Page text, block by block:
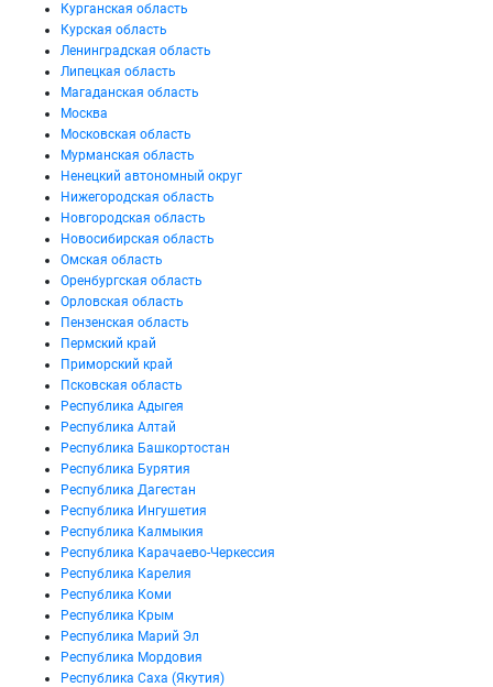
Курганская область
Курская область
Ленинградская область
Липецкая область
Магаданская область
Москва
Московская область
Мурманская область
Ненецкий автономный округ
Нижегородская область
Новгородская область
Новосибирская область
Омская область
Оренбургская область
Орловская область
Пензенская область
Пермский край
Приморский край
Псковская область
Республика Адыгея
Республика Алтай
Республика Башкортостан
Республика Бурятия
Республика Дагестан
Республика Ингушетия
Республика Калмыкия
Республика Карачаево-Черкессия
Республика Карелия
Республика Коми
Республика Крым
Республика Марий Эл
Республика Мордовия
Республика Саха (Якутия)